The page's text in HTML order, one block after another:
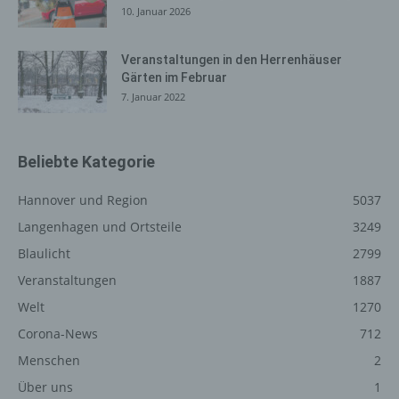
10. Januar 2026
Veranstaltungen in den Herrenhäuser
Gärten im Februar
7. Januar 2022
Beliebte Kategorie
Hannover und Region
5037
Langenhagen und Ortsteile
3249
Blaulicht
2799
Veranstaltungen
1887
Welt
1270
Corona-News
712
Menschen
2
Über uns
1
auszuliefern, (2) die Inhalte unserer Internetseite sowie
die Werbung für diese zu optimieren, (3) die dauerhafte
Funktionsfähigkeit unserer informationstechnologischen
Systeme und der Technik unserer Internetseite zu
gewährleisten sowie (4) um Strafverfolgungsbehörden
im Falle eines Cyberangriffes die zur Strafverfolgung
durch uns daher einerseits statistisch und ferner mit dem
Datensicherheit in unserem Unternehmen zu erhöhen,
um letztlich ein optimales Schutzniveau für die von uns
werden getrennt von allen durch eine betroffene Person
angegebenen personenbezogenen Daten gespeichert.
Internetseite